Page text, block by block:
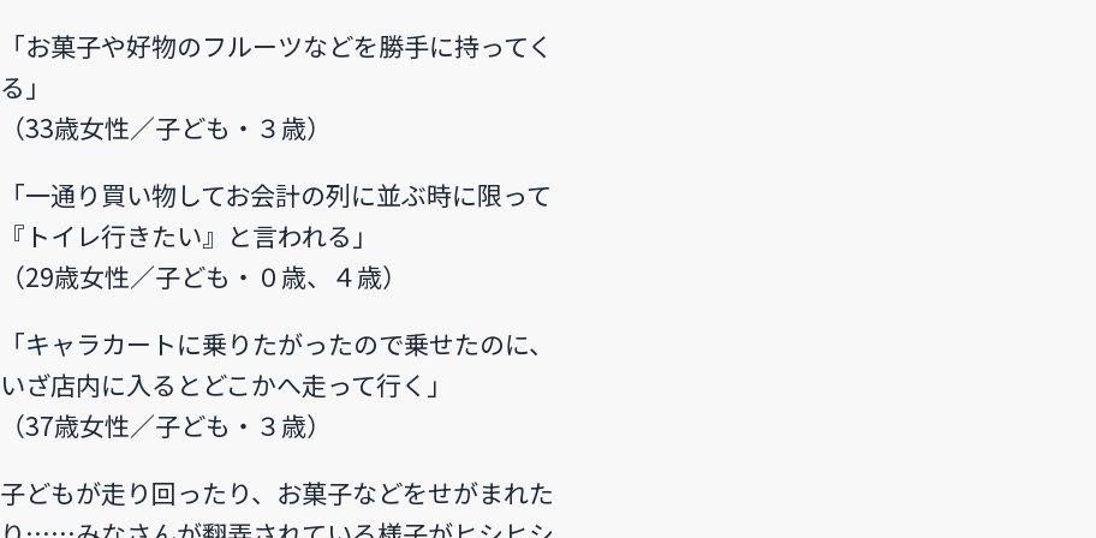
「お菓子や好物のフルーツなどを勝手に持ってく
る」
（33歳女性／子ども・３歳）
「一通り買い物してお会計の列に並ぶ時に限って
『トイレ行きたい』と言われる」
（29歳女性／子ども・０歳、４歳）
「キャラカートに乗りたがったので乗せたのに、
いざ店内に入るとどこかへ走って行く」
（37歳女性／子ども・３歳）
子どもが走り回ったり、お菓子などをせがまれた